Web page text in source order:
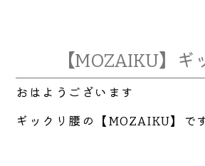
【MOZAIKU】ギ
おはようございます
ギックリ腰の【MOZAIKU】で